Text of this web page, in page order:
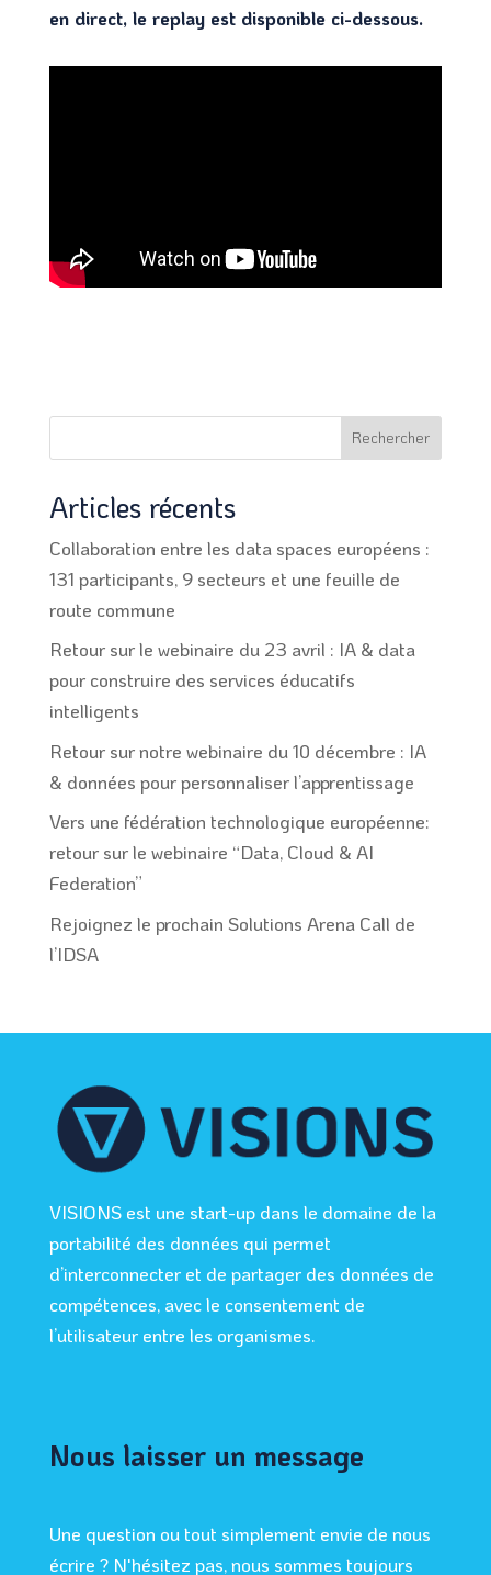
en direct, le replay est disponible ci-dessous.
Rechercher
Articles récents
Collaboration entre les data spaces européens :
131 participants, 9 secteurs et une feuille de
route commune
Retour sur le webinaire du 23 avril : IA & data
pour construire des services éducatifs
intelligents
Retour sur notre webinaire du 10 décembre : IA
& données pour personnaliser l’apprentissage
Vers une fédération technologique européenne:
retour sur le webinaire “Data, Cloud & AI
Federation”
Rejoignez le prochain Solutions Arena Call de
l’IDSA
VISIONS est une start-up dans le domaine de la
portabilité des données qui permet
d’interconnecter et de partager des données de
compétences, avec le consentement de
l’utilisateur entre les organismes.
Nous laisser un message
Une question ou tout simplement envie de nous
écrire ? N'hésitez pas, nous sommes toujours